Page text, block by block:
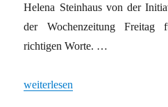
Helena Steinhaus von der
der Wochenzeitung Freitag
richtigen Worte. …
„Von Merz bis Rechtsaußen:
weiterlesen